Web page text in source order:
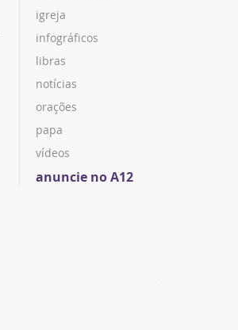
igreja
infográficos
libras
notícias
orações
papa
vídeos
anuncie no A12